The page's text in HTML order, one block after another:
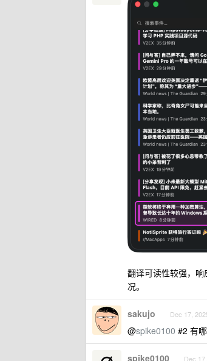
翻译可读性较强，
况。
sakujo Dec 17,
@spike0100 #2 有
spike0100 Dec